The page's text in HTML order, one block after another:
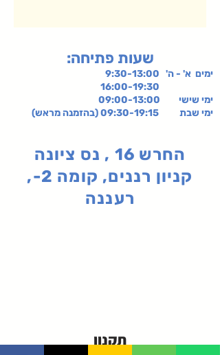
:שעות פתיחה
ימים א' - ה' 9:30-13:00
ימי שישי 09:00-13:00
ימי שבת 09:30-19:15 (בהזמנה מראש)
החרש 16 , נס ציונה
קניון רננים, קומה 2-,
רעננה
תקנון